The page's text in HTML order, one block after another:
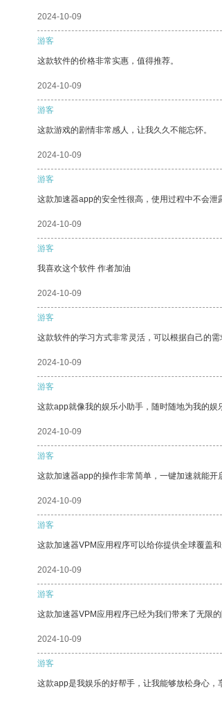
2024-10-09
游客
这款软件的价格非常实惠，值得推荐。
2024-10-09
游客
这款游戏的剧情非常感人，让我久久不能忘怀。
2024-10-09
游客
这款加速器app的安全性很高，使用过程中不会泄
2024-10-09
游客
我喜欢这个软件 作者加油
2024-10-09
游客
这款软件的学习方式非常灵活，可以根据自己的需
2024-10-09
游客
这款app就像我的娱乐小助手，随时随地为我的娱
2024-10-09
游客
这款加速器app的操作非常简单，一键加速就能开
2024-10-09
游客
这款加速器VPM应用程序可以给你提供全球覆盖和
2024-10-09
游客
这款加速器VPM应用程序已经为我们带来了无限的
2024-10-09
游客
这款app是我娱乐的好帮手，让我能够放松身心，